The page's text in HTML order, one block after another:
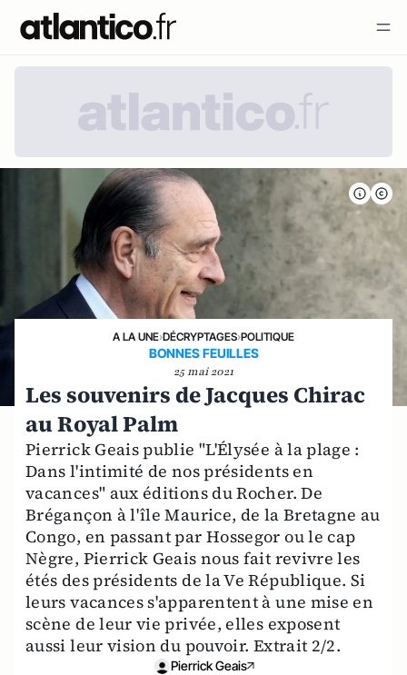
A LA UNE›DÉCRYPTAGES›POLITIQUE
BONNES FEUILLES
25 mai 2021
Les souvenirs de Jacques Chirac
au Royal Palm
Pierrick Geais publie "L'Élysée à la plage :
Dans l'intimité de nos présidents en
vacances" aux éditions du Rocher. De
Brégançon à l'île Maurice, de la Bretagne au
Congo, en passant par Hossegor ou le cap
Nègre, Pierrick Geais nous fait revivre les
étés des présidents de la Ve République. Si
leurs vacances s'apparentent à une mise en
scène de leur vie privée, elles exposent
aussi leur vision du pouvoir. Extrait 2/2.
Pierrick Geais